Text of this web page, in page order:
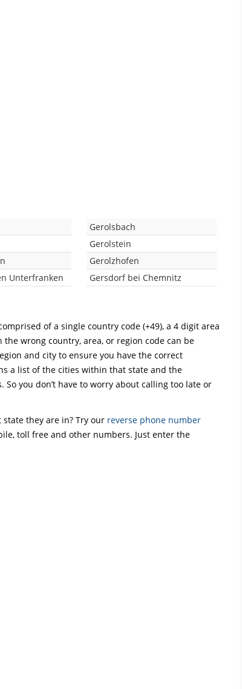
Unterfranken
Gerolsbach
Gerolstein
Gerolzhofen
Gersdorf bei Chemnitz
of a single country code (+49), a 4 digit area
wrong country, area, or region code can be
and city to ensure you have the correct
a list of the cities within that state and the
you don’t have to worry about calling too late or
they are in? Try our reverse phone number
toll free and other numbers. Just enter the